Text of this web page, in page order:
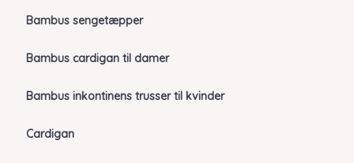
Bambus sengetæpper
Bambus cardigan til damer
Bambus inkontinens trusser til kvinder
Cardigan